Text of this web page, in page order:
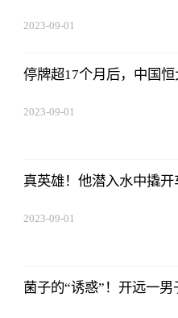
2023-09-01
停牌超17个月后，中国
2023-09-01
真英雄！他潜入水中撬
2023-09-01
菌子的“诱惑”！开远一